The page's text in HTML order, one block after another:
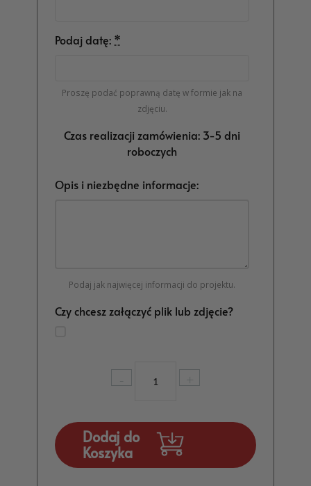
Podaj datę: *
Proszę podać poprawną datę w formie jak na
zdjęciu.
Czas realizacji zamówienia: 3-5 dni
roboczych
Opis i niezbędne informacje:
Podaj jak najwięcej informacji do projektu.
Czy chcesz załączyć plik lub zdjęcie?
-
Podziękowania
45
Rocznica
Ślubu
+
Dodaj do
Koszyka